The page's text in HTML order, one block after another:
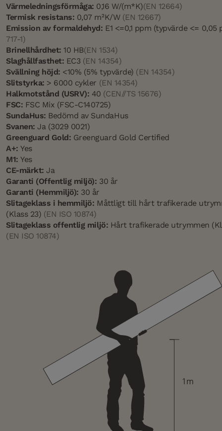
Värmeledningsförmåga: 0,16 W/(m*K)(EN 12664)
Termisk resistans: 0,07 m²K/W (EN 12667)
Emission av formaldehyd: E1 <=0,1 ppm (typvärde <= 0,05
717-1)
Brinellhårdhet: 10 HB(EN 1534)
Slaghållfasthet: EC3 (EN 14354)
Svällning höjd: <10% (5% typvärde) (EN 14354)
Slitstyrka: > 6000 cykler (EN 14354)
Halkmotstånd (USRV): 40 (CEN//TS 15676)
FSC: FSC Mix (FSC-C140725)
SundaHus: Bedömd av SundaHus
Svanen: Ja (3029 0021)
Greenguard Gold: Greenguard Gold Certified
A+: Yes
M1: Yes
CE-märkt: Ja
Garanti (Offentlig miljö): 30 år
Garanti (Hemmiljö): 30 år
Slitageklass i hemmiljö: Måttligt till hårt trafikerade
(Klass 23) (EN ISO 10874)
Slitageklass offentlig miljö: Hårt trafikerade utrymmen
(EN ISO 10874)
1m